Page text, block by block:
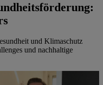
und Klimaschutz
und nachhaltige